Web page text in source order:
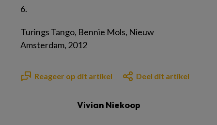
6.
Turings Tango, Bennie Mols, Nieuw
Amsterdam, 2012
Reageer op dit artikel Deel dit artikel
Vivian Niekoop